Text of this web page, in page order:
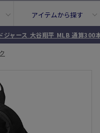
アイテムから探す
ジャース 大谷翔平 MLB 通算300